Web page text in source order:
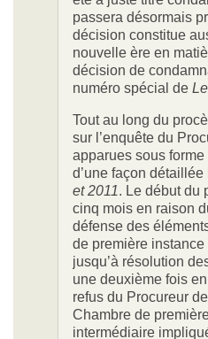
passera désormais
décision constitue
nouvelle ère en
décision de
numéro spécial de
Tout au long du
sur l’enquête du
apparues sous
d’une façon détaillée
et 2011
. Le début
cinq mois en raison
défense des
de première
jusqu’à résolution
une deuxième fois
refus du Procureur
Chambre de
intermédiaire